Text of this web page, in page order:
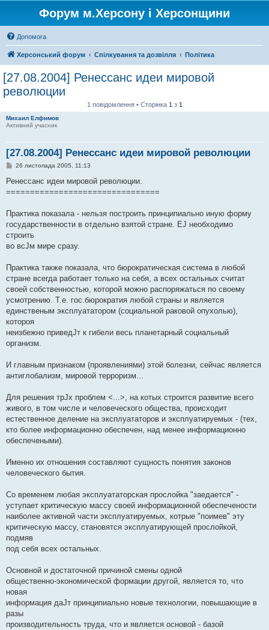
Форум м.Херсону і Херсонщини
Допомога
Херсонський форум Спілкування та дозвілля Політика
[27.08.2004] Ренессанс идеи мировой
революции
1 повідомлення • Сторінка 1 з 1
Михаил Елфимов
Активний учасник
[27.08.2004] Ренессанс идеи мировой революции
П
в
д
л
е
н
я
26 листопада 2005, 11:13
Ренессанс идеи мировой революции.
================================
Практика показала - нельзя построить принципиально иную форму
государственности в отдельно взятой стране. ЕЈ необходимо
строить
во всЈм мире сразу.
Практика также показала, что бюрократическая система в любой
стране всегда работает только на себя, а всех остальных считат
своей собственностью, которой можно распоряжаться по своему
усмотрению. Т.е. гос.бюрократия любой страны и является
единственым эксплуататором (социальной раковой опухолью),
котороя
неизбежно приведЈт к гибели весь планетарный социальный
организм.
И главным признаком (проявлениями) этой болезни, сейчас является
антиглобализм, мировой терроризм...
Для решения трЈх проблем <...>, на котых строится развитие всего
живого, в том числе и человеческого общества, происходит
естественное деление на эксплуататоров и эксплуатируемых - (тех,
кто более информационно обеспечен, над менее информационно
обеспечеными).
Именно их отношения составляют сущность понятия законов
человеческого бытия.
Со временем любая эксплуататорская прослойка "заедается" -
уступает критическую массу своей информационной обеспечености
наиболее активной части эксплуатируемых, котрые "поимев" эту
критическую массу, становятся эксплуатирующей прослойкой,
подмяв
под себя всех остальных.
Основной и достаточной причиной смены одной
общественно-экономической формации другой, является то, что
новая
информация даЈт принципиально новые технологии, повышающие в
разы
производительность труда, что и является основой - базой